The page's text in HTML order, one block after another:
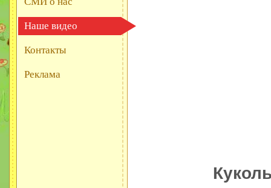
Наше видео
Контакты
Реклама